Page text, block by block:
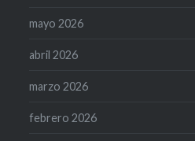
mayo 2026
abril 2026
marzo 2026
febrero 2026